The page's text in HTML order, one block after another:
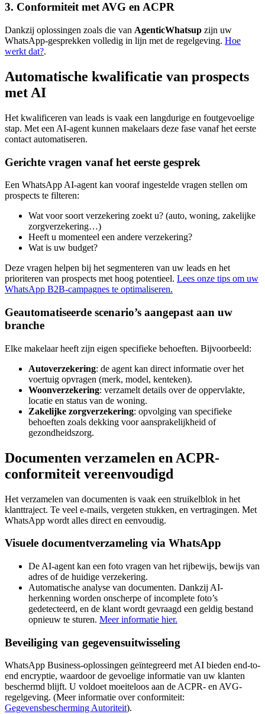
3. Conformiteit met AVG en ACPR
Dankzij oplossingen zoals die van AgenticWhatsup zijn uw
WhatsApp-gesprekken volledig in lijn met de regelgeving. Hoe
werkt dat?.
Automatische kwalificatie van prospects
met AI
Het kwalificeren van leads is vaak een langdurige en foutgevoelige
stap. Met een AI-agent kunnen makelaars deze fase vanaf het eerste
contact automatiseren.
Gerichte vragen vanaf het eerste gesprek
Een WhatsApp AI-agent kan vooraf ingestelde vragen stellen om
prospects te filteren:
Wat voor soort verzekering zoekt u? (auto, woning, zakelijke
zorgverzekering…)
Heeft u momenteel een andere verzekering?
Wat is uw budget?
Deze vragen helpen bij het segmenteren van uw leads en het
prioriteren van prospects met hoog potentieel. Lees onze tips om uw
WhatsApp B2B-campagnes te optimaliseren.
Geautomatiseerde scenario’s aangepast aan uw
branche
Elke makelaar heeft zijn eigen specifieke behoeften. Bijvoorbeeld:
Autoverzekering: de agent kan direct informatie over het
voertuig opvragen (merk, model, kenteken).
Woonverzekering: verzamelt details over de oppervlakte,
locatie en status van de woning.
Zakelijke zorgverzekering: opvolging van specifieke
behoeften zoals dekking voor aansprakelijkheid of
gezondheidszorg.
Documenten verzamelen en ACPR-
conformiteit vereenvoudigd
Het verzamelen van documenten is vaak een struikelblok in het
klanttraject. Te veel e-mails, vergeten stukken, en vertragingen. Met
WhatsApp wordt alles direct en eenvoudig.
Visuele documentverzameling via WhatsApp
De AI-agent kan een foto vragen van het rijbewijs, bewijs van
adres of de huidige verzekering.
Automatische analyse van documenten. Dankzij AI-
herkenning worden onscherpe of incomplete foto’s
gedetecteerd, en de klant wordt gevraagd een geldig bestand
opnieuw te sturen. Meer informatie hier.
Beveiliging van gegevensuitwisseling
WhatsApp Business-oplossingen geïntegreerd met AI bieden end-to-
end encryptie, waardoor de gevoelige informatie van uw klanten
beschermd blijft. U voldoet moeiteloos aan de ACPR- en AVG-
regelgeving. (Meer informatie over conformiteit:
Gegevensbescherming Autoriteit).